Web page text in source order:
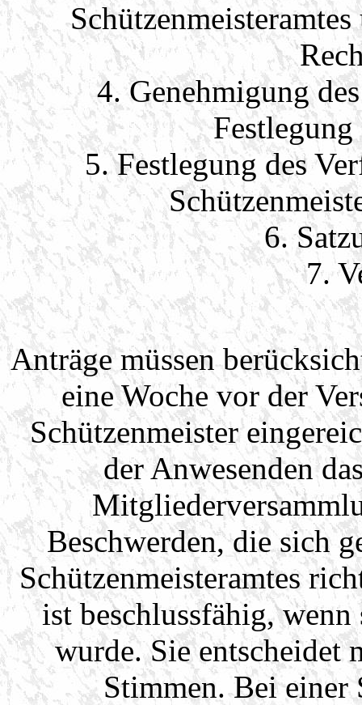
4. Genehmigung
Festlegung
5. Festlegung des
6.
7.
Anträge müssen
eine Woche vor der
Schützenmeister
der Anwesenden
Beschwerden, die sich
Schützenmeisteramtes
ist beschlussfähig,
wurde. Sie entscheidet
Stimmen. Bei einer